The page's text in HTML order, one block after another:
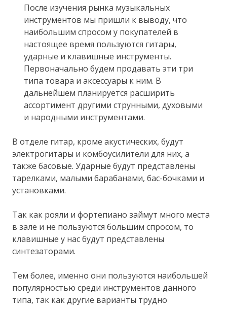
После изучения рынка музыкальных
инструментов мы пришли к выводу, что
наибольшим спросом у покупателей в
настоящее время пользуются гитары,
ударные и клавишные инструменты.
Первоначально будем продавать эти три
типа товара и аксессуары к ним. В
дальнейшем планируется расширить
ассортимент другими струнными, духовыми
и народными инструментами.
В отделе гитар, кроме акустических, будут
электрогитары и комбоусилители для них, а
также басовые. Ударные будут представлены
тарелками, малыми барабанами, бас-бочками и
установками.
Так как рояли и фортепиано займут много места
в зале и не пользуются большим спросом, то
клавишные у нас будут представлены
синтезаторами.
Тем более, именно они пользуются наибольшей
популярностью среди инструментов данного
типа, так как другие варианты трудно